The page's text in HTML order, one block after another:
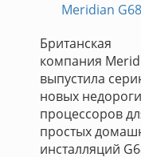
Meridian G68
Британская
компания
выпустила
новых
процессоров
простых
инсталляций